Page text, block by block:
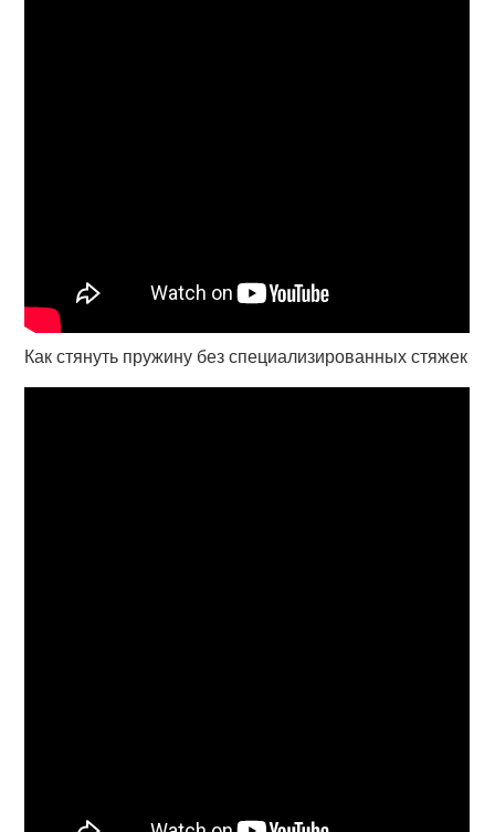
Как стянуть пружину без специализированных стяжек